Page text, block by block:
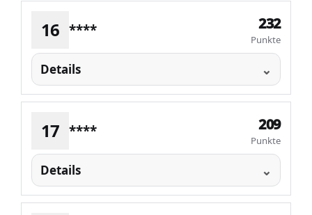
16 **** 232
Punkte
Details
17 **** 209
Punkte
Details